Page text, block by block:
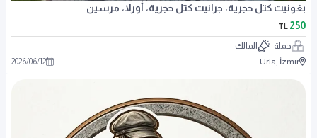
بغونيت كتل حجرية، جرانيت كتل حجرية، أورلا، مرسين
250
TL
جملة
المالك
Urla, İzmir
2026/06/12